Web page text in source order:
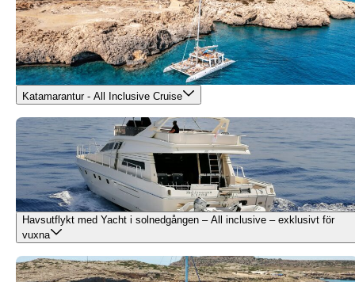
Katamarantur - All Inclusive Cruise
Havsutflykt med Yacht i solnedgången – All inclusive – exklusivt för
vuxna